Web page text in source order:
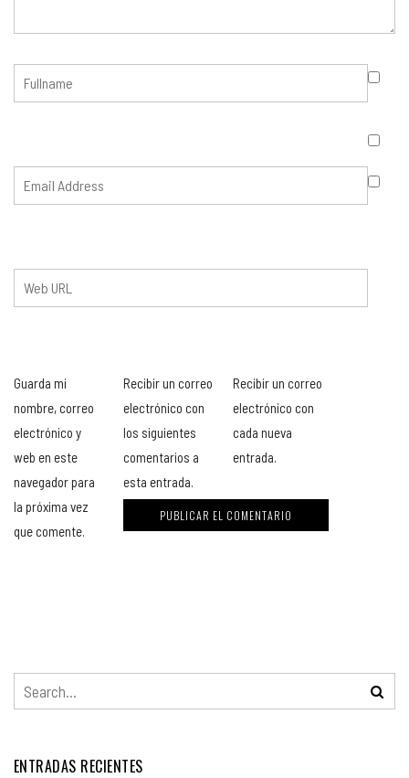
Guarda mi
nombre, correo
electrónico y
web en este
navegador para
la próxima vez
que comente.
Recibir un correo
electrónico con
los siguientes
comentarios a
esta entrada.
Recibir un correo
electrónico con
cada nueva
entrada.
ENTRADAS RECIENTES